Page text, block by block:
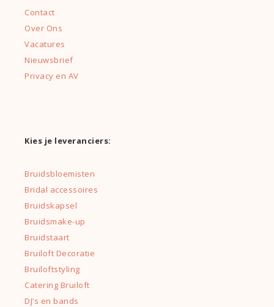
Contact
Over Ons
Vacatures
Nieuwsbrief
Privacy en AV
Kies je leveranciers:
Bruidsbloemisten
Bridal accessoires
Bruidskapsel
Bruidsmake-up
Bruidstaart
Bruiloft Decoratie
Bruiloftstyling
Catering Bruiloft
DJ’s en bands